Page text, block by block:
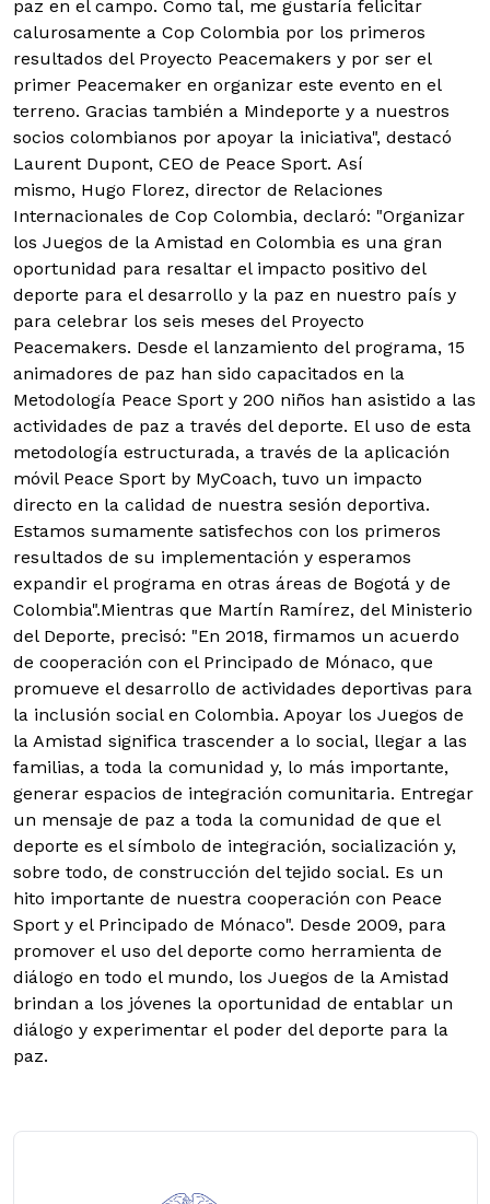
paz en el campo. Como tal, me gustaría felicitar
calurosamente a Cop Colombia por los primeros
resultados del Proyecto Peacemakers y por ser el
primer Peacemaker en organizar este evento en el
terreno. Gracias también a Mindeporte y a nuestros
socios colombianos por apoyar la iniciativa", destacó
Laurent Dupont, CEO de Peace Sport. Así
mismo, Hugo Florez, director de Relaciones
Internacionales de Cop Colombia, declaró: "Organizar
los Juegos de la Amistad en Colombia es una gran
oportunidad para resaltar el impacto positivo del
deporte para el desarrollo y la paz en nuestro país y
para celebrar los seis meses del Proyecto
Peacemakers. Desde el lanzamiento del programa, 15
animadores de paz han sido capacitados en la
Metodología Peace Sport y 200 niños han asistido a las
actividades de paz a través del deporte. El uso de esta
metodología estructurada, a través de la aplicación
móvil Peace Sport by MyCoach, tuvo un impacto
directo en la calidad de nuestra sesión deportiva.
Estamos sumamente satisfechos con los primeros
resultados de su implementación y esperamos
expandir el programa en otras áreas de Bogotá y de
Colombia".Mientras que Martín Ramírez, del Ministerio
del Deporte, precisó: "En 2018, firmamos un acuerdo
de cooperación con el Principado de Mónaco, que
promueve el desarrollo de actividades deportivas para
la inclusión social en Colombia. Apoyar los Juegos de
la Amistad significa trascender a lo social, llegar a las
familias, a toda la comunidad y, lo más importante,
generar espacios de integración comunitaria. Entregar
un mensaje de paz a toda la comunidad de que el
deporte es el símbolo de integración, socialización y,
sobre todo, de construcción del tejido social. Es un
hito importante de nuestra cooperación con Peace
Sport y el Principado de Mónaco". Desde 2009, para
promover el uso del deporte como herramienta de
diálogo en todo el mundo, los Juegos de la Amistad
brindan a los jóvenes la oportunidad de entablar un
diálogo y experimentar el poder del deporte para la
paz.